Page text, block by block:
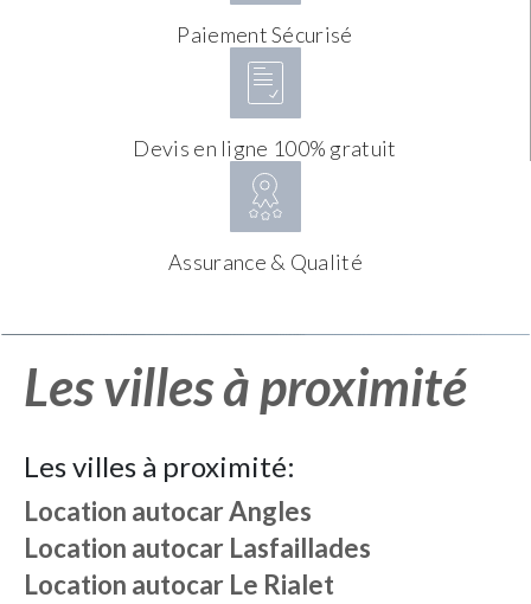
Paiement Sécurisé
Devis en ligne 100% gratuit
Assurance & Qualité
Les villes à proximité
Les villes à proximité:
Location autocarAngles
Location autocar Lasfaillades
Location autocar Le Rialet